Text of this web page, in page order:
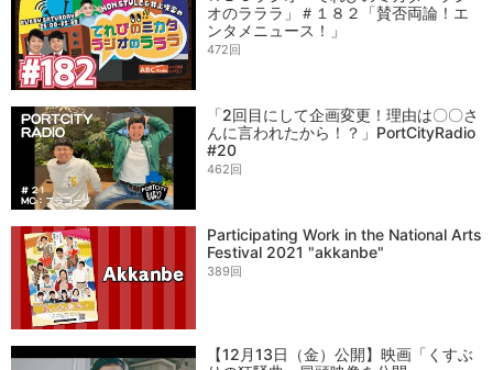
オのラララ」＃１８２「賛否両論！エ
ンタメニュース！」
472回
「2回目にして企画変更！理由は〇〇さ
んに言われたから！？」PortCityRadio
#20
462回
Participating Work in the National Arts
Festival 2021 "akkanbe"
389回
【12月13日（金）公開】映画「くすぶ